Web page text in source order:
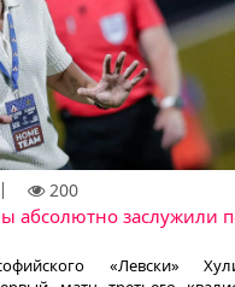
200
абсолютно заслужили
«Левски»